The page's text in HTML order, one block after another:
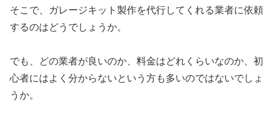
そこで、ガレージキット製作を代行してくれる業者に依頼
するのはどうでしょうか。
でも、どの業者が良いのか、料金はどれくらいなのか、初
心者にはよく分からないという方も多いのではないでしょ
うか。